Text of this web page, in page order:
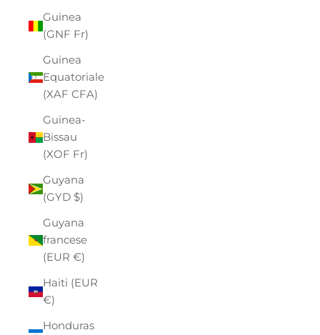
Guinea
(GNF Fr)
Guinea
Equatoriale
(XAF CFA)
Guinea-
Bissau
(XOF Fr)
Guyana
(GYD $)
Guyana
francese
(EUR €)
Haiti (EUR
€)
Honduras